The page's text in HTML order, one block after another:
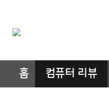
홈 컴퓨터 리뷰